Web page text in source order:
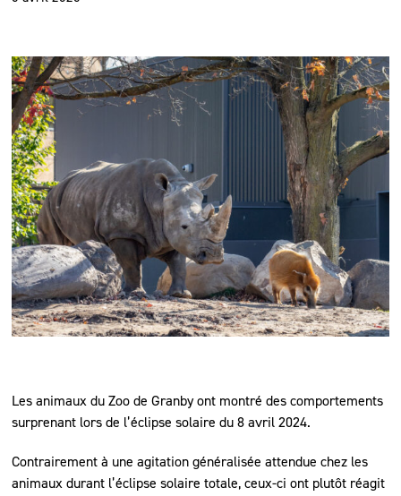
Les animaux du Zoo de Granby ont montré des comportements
surprenant lors de l’éclipse solaire du 8 avril 2024.
Contrairement à une agitation généralisée attendue chez les
animaux durant l’éclipse solaire totale, ceux-ci ont plutôt réagit